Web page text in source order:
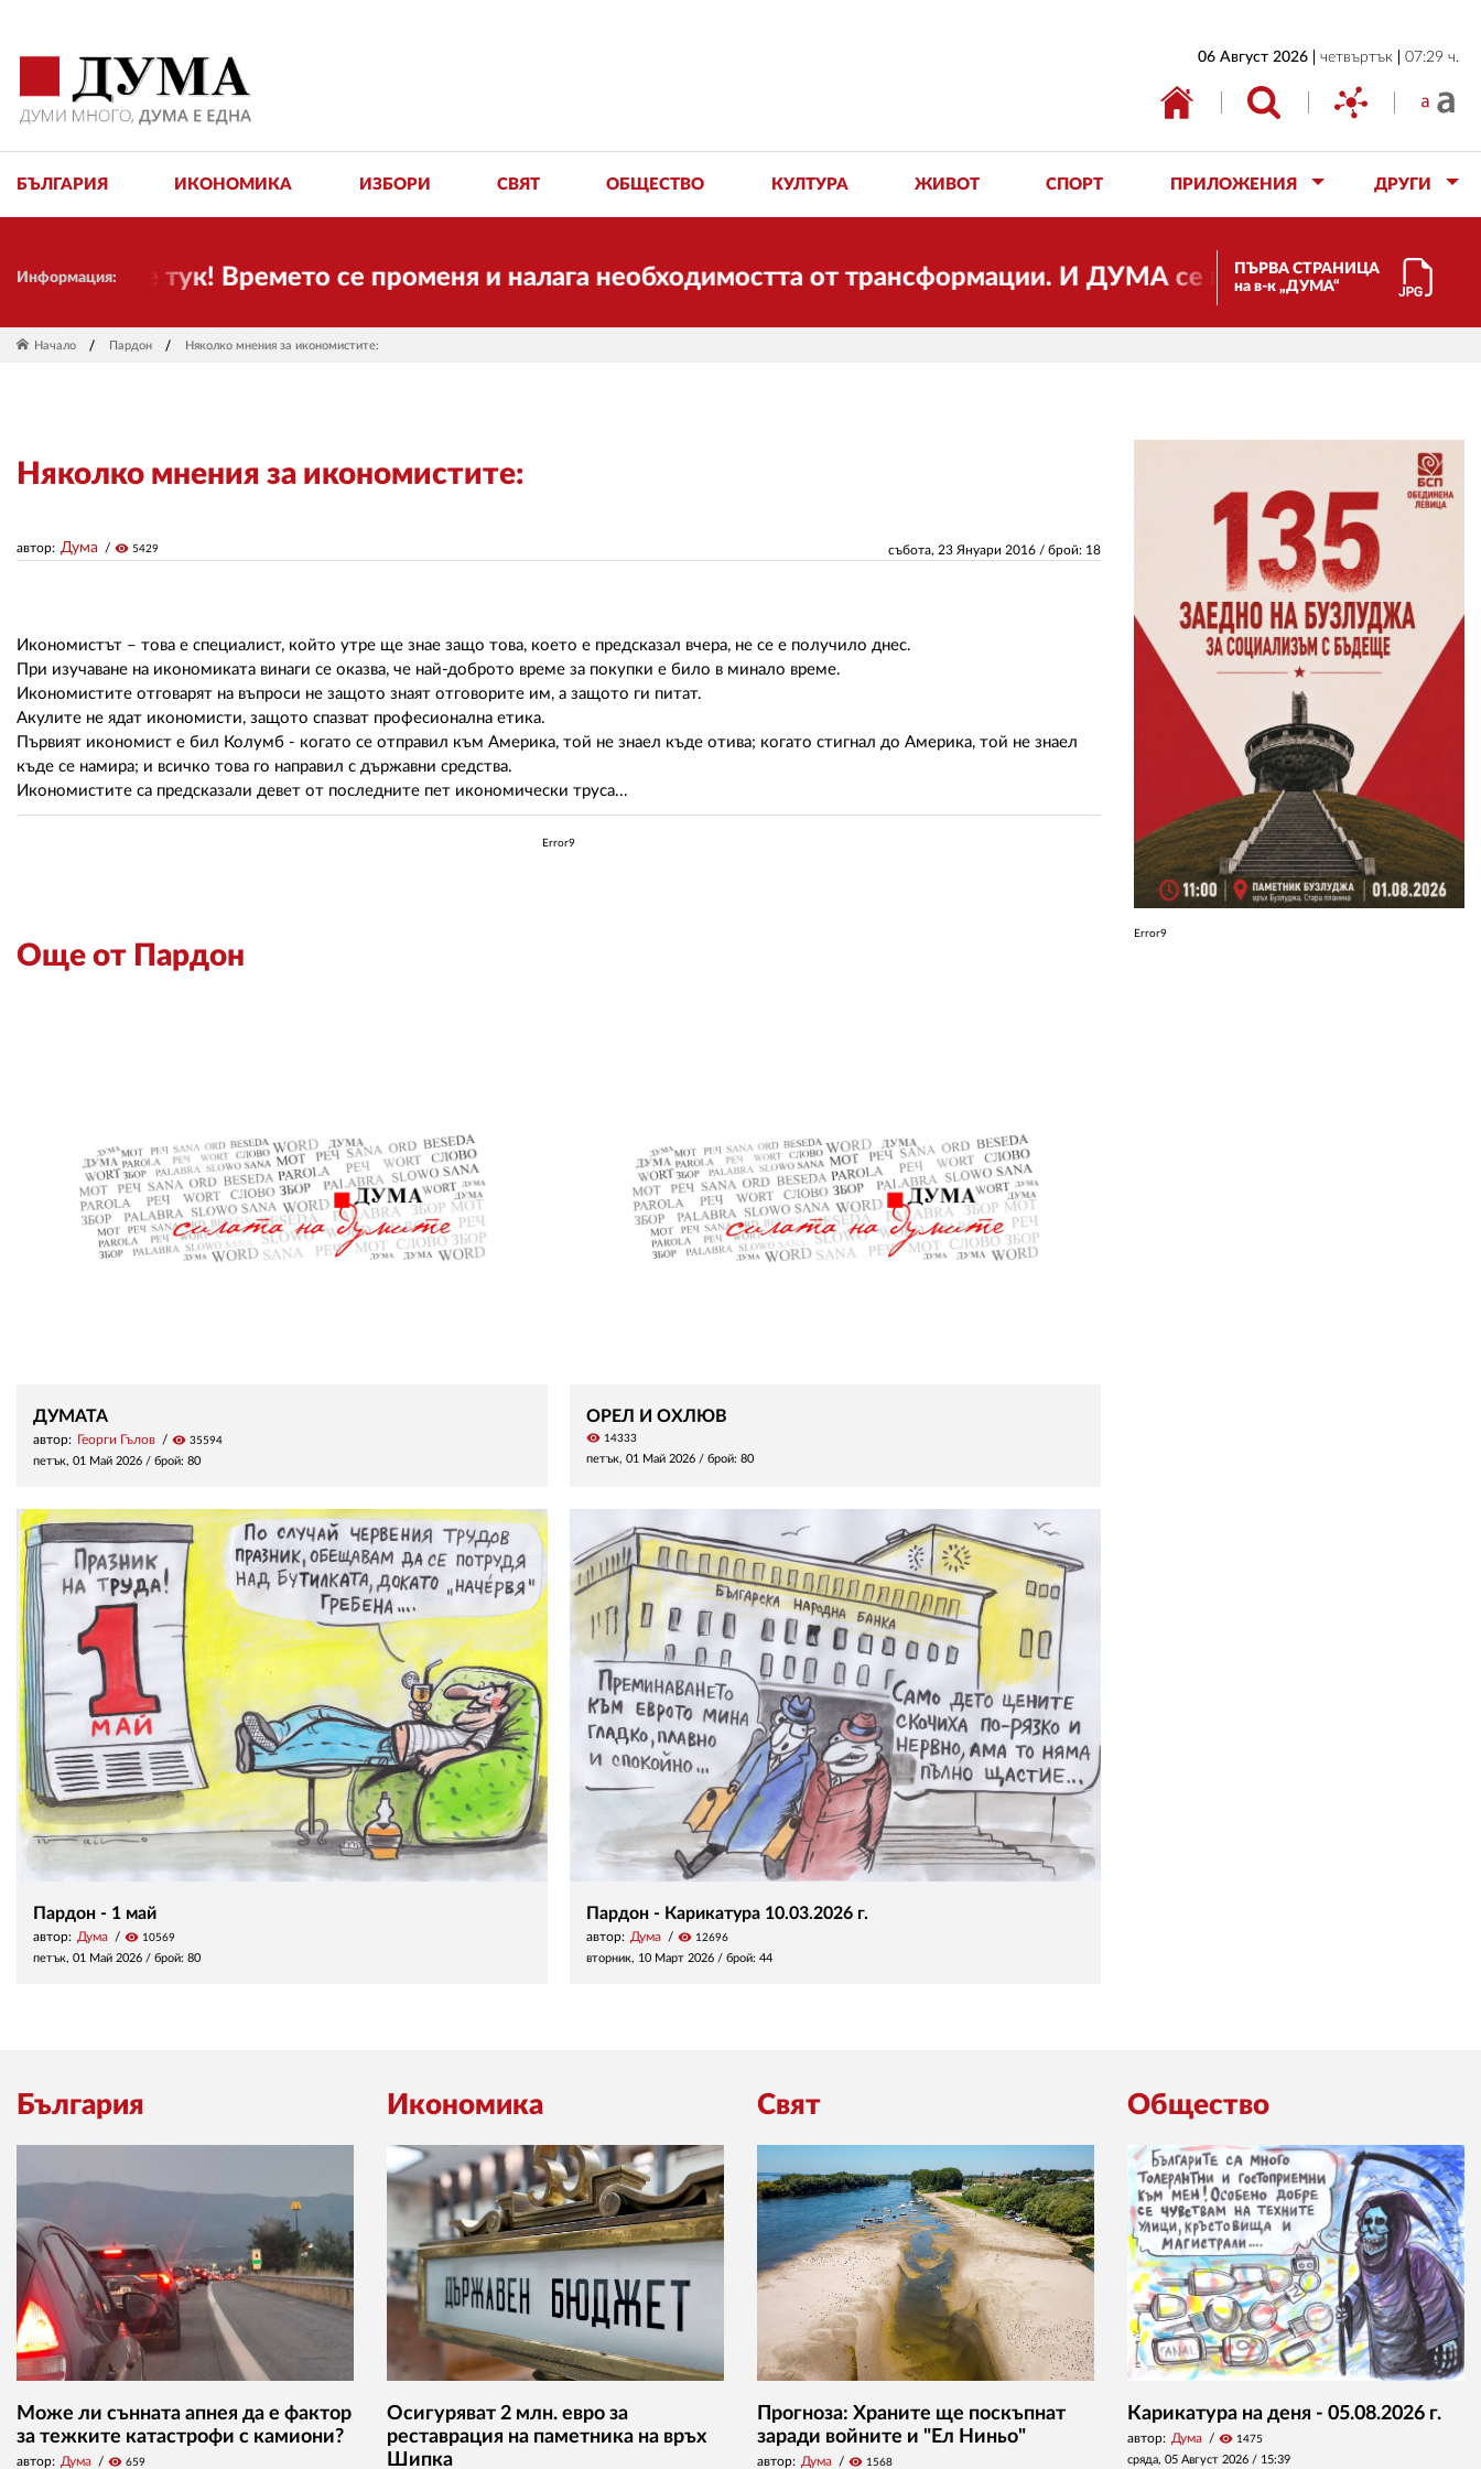
06 Август 2026 четвъртък 07:29 ч.
БЪЛГАРИЯ ИКОНОМИКА ИЗБОРИ СВЯТ ОБЩЕСТВО КУЛТУРА ЖИВОТ СПОРТ ПРИЛОЖЕНИЯ ДРУГИ
Информация:
сме тук! Времето се променя и налага необходимостта от трансформации. И ДУМА се променя и става
ПЪРВА СТРАНИЦА
на в-к „ДУМА“
Начало Пардон Няколко мнения за икономистите:
Няколко мнения за икономистите:
събота, 23 Януари 2016 / брой: 18
автор: Дума visibility 5429
Икономистът – това е специалист, който утре ще знае защо това, което е предсказал вчера, не се е получило днес.
При изучаване на икономиката винаги се оказва, че най-доброто време за покупки е било в минало време.
Икономистите отговарят на въпроси не защото знаят отговорите им, а защото ги питат.
Акулите не ядат икономисти, защото спазват професионална етика.
Първият икономист е бил Колумб - когато се отправил към Америка, той не знаел къде отива; когато стигнал до Америка, той не знаел
къде се намира; и всичко това го направил с държавни средства.
Икономистите са предсказали девет от последните пет икономически труса...
Error9
Още от Пардон
ДУМАТА
автор: Георги Гълов visibility 35594
петък, 01 Май 2026 / брой: 80
ОРЕЛ И ОХЛЮВ
visibility 14333
петък, 01 Май 2026 / брой: 80
Пардон - 1 май
автор: Дума visibility 10569
петък, 01 Май 2026 / брой: 80
Пардон - Карикатура 10.03.2026 г.
автор: Дума visibility 12696
вторник, 10 Март 2026 / брой: 44
Error9
България
Може ли сънната апнея да е фактор
за тежките катастрофи с камиони?
автор: Дума visibility 659
Икономика
Осигуряват 2 млн. евро за
реставрация на паметника на връх
Шипка
Свят
Прогноза: Храните ще поскъпнат
заради войните и "Ел Ниньо"
автор: Дума visibility 1568
Общество
Карикатура на деня - 05.08.2026 г.
автор: Дума visibility 1475
сряда, 05 Август 2026 / 15:39
ИКОНОМИКА
ОБЩЕСТВО
АВТОРИ
РЕДАКЦИЯ
РЕКЛАМА
АБОНАМЕНТ
УСЛОВИЯ ЗА ПОЛЗВАНЕ
ПОЛИТИКА ЗА БИСКВИТКИТЕ
ПОЛИТИКАТА ЗА